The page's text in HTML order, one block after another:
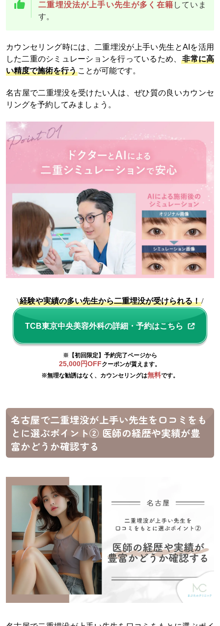
二重埋没法が上手い先生が多く在籍 していま
す。
カウンセリング時には、二重埋没が上手い先生とAIを活用
した二重のシミュレーションを行っているため、非常に高
い精度で施術を行う ことが可能です。
名古屋で二重埋没を受けたい人は、ぜひ質の良いカウンセ
リングを予約してみましょう。
\経験や実績の多い先生から二重埋没が受けられる！/
TCB東京中央美容外科の詳細・予約はこちら
※【初回限定】予約完了ページから
25,000円OFFクーポンが貰えます。
※無理な勧誘はなく、カウンセリングは無料です。
名古屋で二重埋没が上手い先生を口コミをも
とに選ぶポイント② 医師の経歴や実績が豊
富かどうか確認する